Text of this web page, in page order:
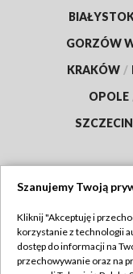
GORZÓW
KRAKÓW /
OPOLE
SZCZECIN
Abonament TVP
Szanujemy Twoją
Kliknij "Akceptuję i
korzystanie z technologii
dostęp do informacji na
przechowywanie oraz na